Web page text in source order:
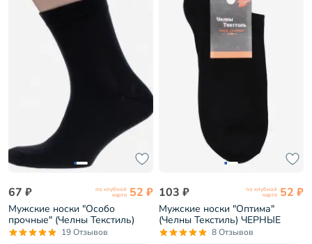
67 ₽ по клубной
карте 52 ₽
Мужские носки "Особо
прочные" (Челны Текстиль)
ЧЕРНЫЕ (L01)19 Отзывов
103 ₽ по клубной
карте 52 ₽
Мужские носки "Оптима"
(Челны Текстиль) ЧЕРНЫЕ
(L22)
8 Отзывов